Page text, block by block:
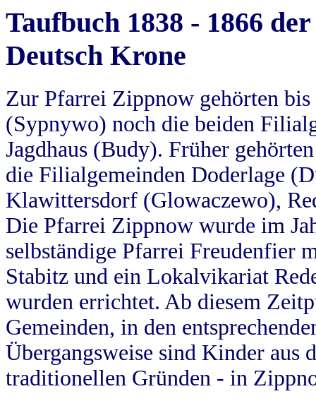
Taufbuch 1838 - 1866
Deutsch Krone
Zur Pfarrei Zippnow gehörten
(Sypnywo) noch die beiden
Jagdhaus (Budy). Früher
die Filialgemeinden Doderlage
Klawittersdorf (Glowaczewo),
Die Pfarrei Zippnow wurde im
selbständige Pfarrei Freudenfier
Stabitz und ein Lokalvikariat
wurden errichtet. Ab diesem
Gemeinden, in den
Übergangsweise sind Kinder aus
traditionellen Gründen - in